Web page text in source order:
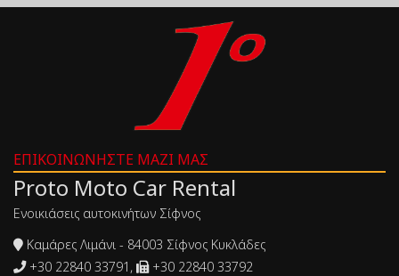
ΕΠΙΚΟΙΝΩΝΉΣΤΕ ΜΑΖΊ ΜΑΣ
Proto Moto Car Rental
Ενοικιάσεις αυτοκινήτων Σίφνος
Καμάρες Λιμάνι - 84003 Σίφνος Κυκλάδες
+30 22840 33791,
+30 22840 33792